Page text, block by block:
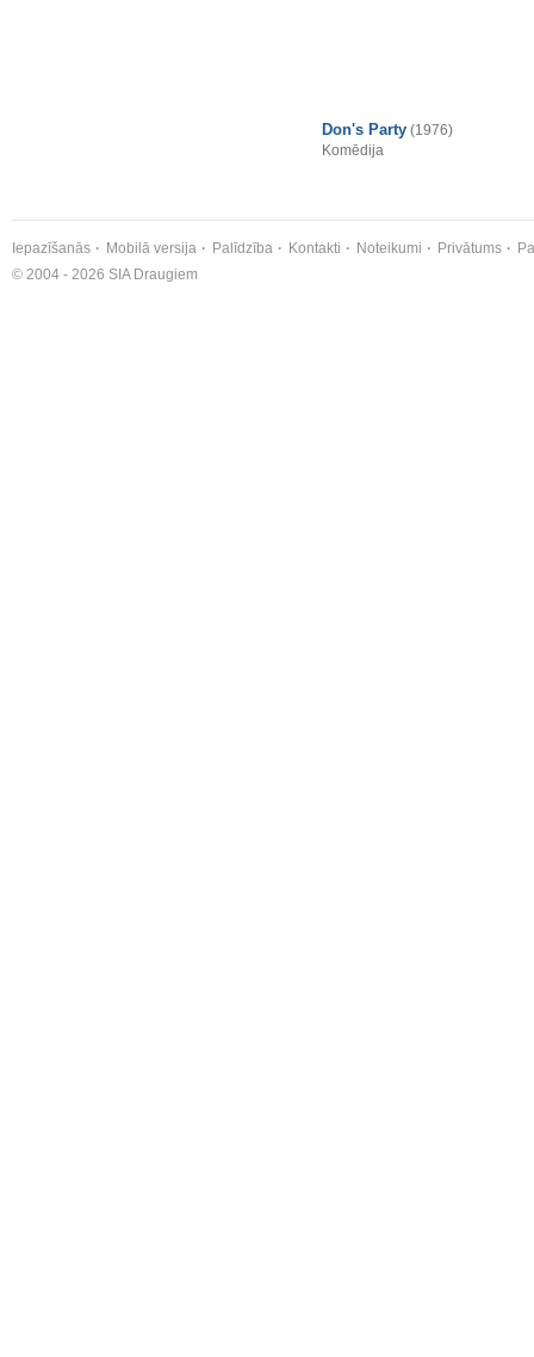
Don's Party (1976)
Komēdija
Iepazīšanās Mobilā versija Palīdzība Kontakti Noteikumi Privātums
© 2004 - 2026 SIA Draugiem